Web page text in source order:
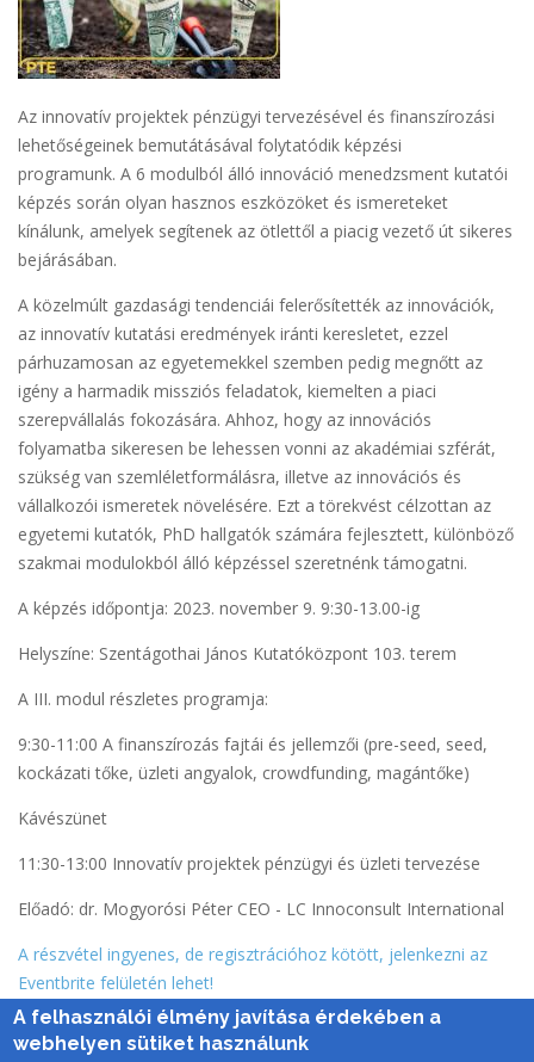
Az innovatív projektek pénzügyi tervezésével és finanszírozási
lehetőségeinek bemutátásával folytatódik képzési
programunk. A 6 modulból álló innováció menedzsment kutatói
képzés során olyan hasznos eszközöket és ismereteket
kínálunk, amelyek segítenek az ötlettől a piacig vezető út sikeres
bejárásában.
A közelmúlt gazdasági tendenciái felerősítették az innovációk,
az innovatív kutatási eredmények iránti keresletet, ezzel
párhuzamosan az egyetemekkel szemben pedig megnőtt az
igény a harmadik missziós feladatok, kiemelten a piaci
szerepvállalás fokozására. Ahhoz, hogy az innovációs
folyamatba sikeresen be lehessen vonni az akadémiai szférát,
szükség van szemléletformálásra, illetve az innovációs és
vállalkozói ismeretek növelésére. Ezt a törekvést célzottan az
egyetemi kutatók, PhD hallgatók számára fejlesztett, különböző
szakmai modulokból álló képzéssel szeretnénk támogatni.
A képzés időpontja: 2023. november 9. 9:30-13.00-ig
Helyszíne: Szentágothai János Kutatóközpont 103. terem
A III. modul részletes programja:
9:30-11:00 A finanszírozás fajtái és jellemzői (pre-seed, seed,
kockázati tőke, üzleti angyalok, crowdfunding, magántőke)
Kávészünet
11:30-13:00 Innovatív projektek pénzügyi és üzleti tervezése
Előadó: dr. Mogyorósi Péter CEO - LC Innoconsult International
A r észvétel ingyenes, de regisztrációhoz kötött, jelenkezni az
Eventbrite felületén lehet!
A felhasználói élmény javítása érdekében a
webhelyen sütiket használunk